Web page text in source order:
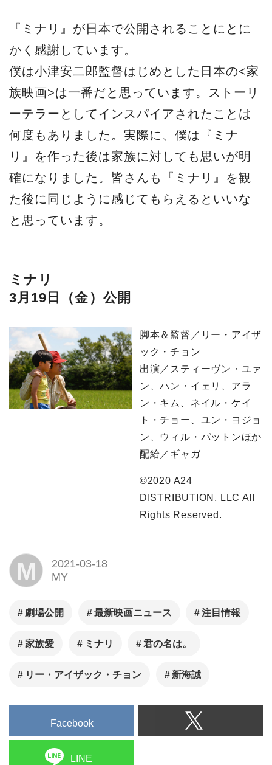
『ミナリ』が日本で公開されることにとに
かく感謝しています。
僕は小津安二郎監督はじめとした日本の<家
族映画>は一番だと思っています。ストーリ
ーテラーとしてインスパイアされたことは
何度もありました。実際に、僕は『ミナ
リ』を作った後は家族に対しても思いが明
確になりました。皆さんも『ミナリ』を観
た後に同じように感じてもらえるといいな
と思っています。
ミナリ
3月19日（金）公開
脚本＆監督／リー・アイザ
ック・チョン
出演／スティーヴン・ユァ
ン、ハン・イェリ、アラ
ン・キム、ネイル・ケイ
ト・チョー、ユン・ヨジョ
ン、ウィル・パットンほか
配給／ギャガ
©️2020 A24
DISTRIBUTION, LLC All
Rights Reserved.
M
2021-03-18
MY
劇場公開 最新映画ニュース 注目情報
家族愛 ミナリ 君の名は。
リー・アイザック・チョン 新海誠
Facebook
LINE